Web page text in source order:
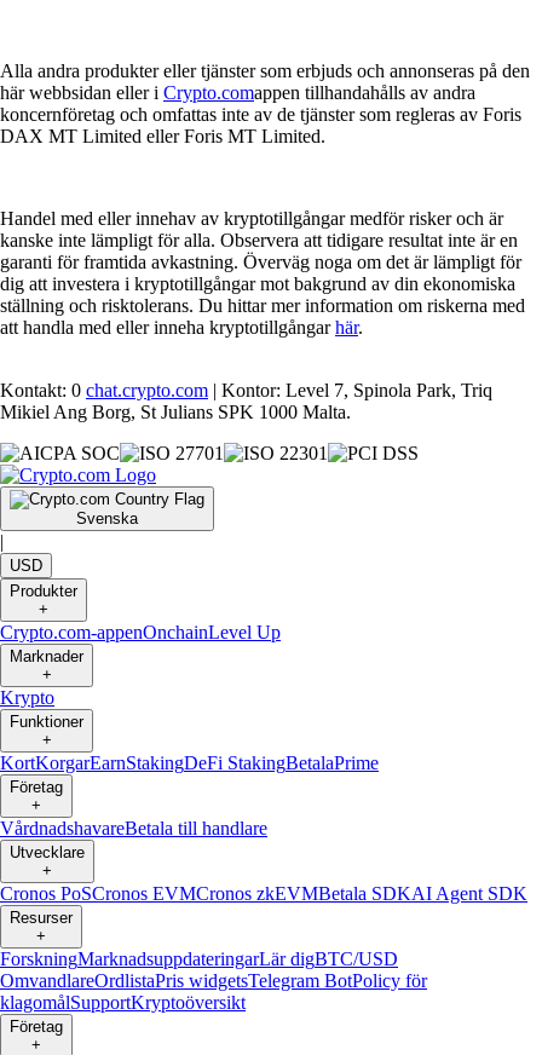
Alla andra produkter eller tjänster som erbjuds och annonseras på den
här webbsidan eller i Crypto.comappen tillhandahålls av andra
koncernföretag och omfattas inte av de tjänster som regleras av Foris
DAX MT Limited eller Foris MT Limited.
Handel med eller innehav av kryptotillgångar medför risker och är
kanske inte lämpligt för alla. Observera att tidigare resultat inte är en
garanti för framtida avkastning. Överväg noga om det är lämpligt för
dig att investera i kryptotillgångar mot bakgrund av din ekonomiska
ställning och risktolerans. Du hittar mer information om riskerna med
att handla med eller inneha kryptotillgångarhär.
Kontakt: 0 chat.crypto.com | Kontor: Level 7, Spinola Park, Triq
Mikiel Ang Borg, St Julians SPK 1000 Malta.
Svenska
|
USD
Produkter
+
Crypto.com-appenOnchainLevel Up
Marknader
+
Krypto
Funktioner
+
KortKorgarEarnStakingDeFi StakingBetalaPrime
Företag
+
VårdnadshavareBetala till handlare
Utvecklare
+
Cronos PoSCronos EVMCronos zkEVMBetala SDKAI Agent SDK
Resurser
+
ForskningMarknadsuppdateringarLär digBTC/USD
OmvandlareOrdlistaPris widgetsTelegram BotPolicy för
klagomålSupportKryptoöversikt
Företag
+